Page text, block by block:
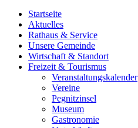
Startseite
Aktuelles
Rathaus & Service
Unsere Gemeinde
Wirtschaft & Standort
Freizeit & Tourismus
Veranstaltungskalender
Vereine
Pegnitzinsel
Museum
Gastronomie